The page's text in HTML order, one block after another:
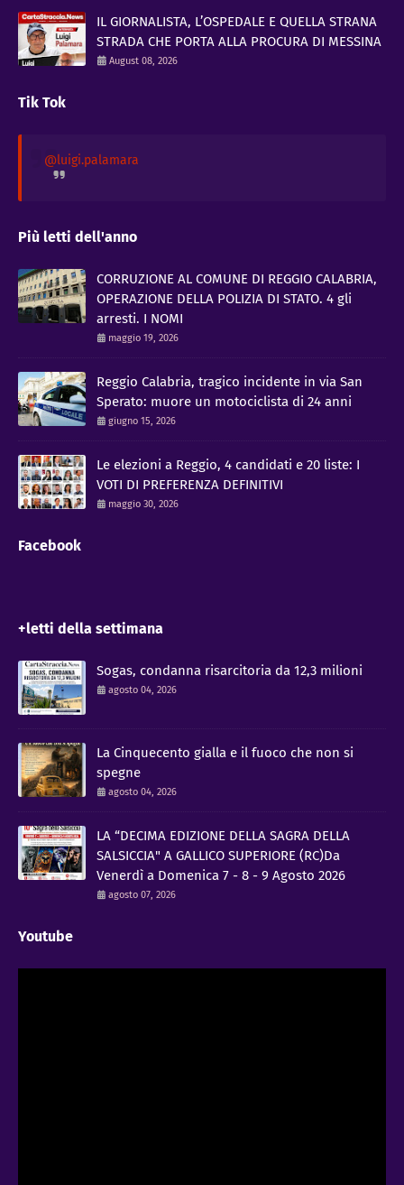
IL GIORNALISTA, L’OSPEDALE E QUELLA STRANA
STRADA CHE PORTA ALLA PROCURA DI MESSINA
August 08, 2026
Tik Tok
@luigi.palamara
Più letti dell'anno
CORRUZIONE AL COMUNE DI REGGIO CALABRIA,
OPERAZIONE DELLA POLIZIA DI STATO. 4 gli
arresti. I NOMI
maggio 19, 2026
Reggio Calabria, tragico incidente in via San
Sperato: muore un motociclista di 24 anni
giugno 15, 2026
Le elezioni a Reggio, 4 candidati e 20 liste: I
VOTI DI PREFERENZA DEFINITIVI
maggio 30, 2026
Facebook
+letti della settimana
Sogas, condanna risarcitoria da 12,3 milioni
agosto 04, 2026
La Cinquecento gialla e il fuoco che non si
spegne
agosto 04, 2026
LA “DECIMA EDIZIONE DELLA SAGRA DELLA
SALSICCIA" A GALLICO SUPERIORE (RC)Da
Venerdì a Domenica 7 - 8 - 9 Agosto 2026
agosto 07, 2026
Youtube